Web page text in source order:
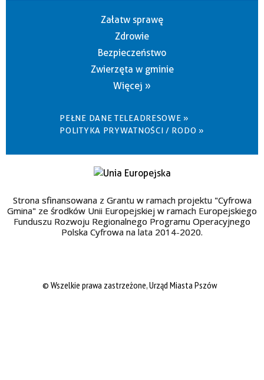
Załatw sprawę
Zdrowie
Bezpieczeństwo
Zwierzęta w gminie
Więcej »
PEŁNE DANE TELEADRESOWE »
POLITYKA PRYWATNOŚCI / RODO »
Strona sfinansowana z Grantu w ramach projektu "Cyfrowa
Gmina" ze środków Unii Europejskiej w ramach Europejskiego
Funduszu Rozwoju Regionalnego Programu Operacyjnego
Polska Cyfrowa na lata 2014-2020.
© Wszelkie prawa zastrzeżone, Urząd Miasta Pszów